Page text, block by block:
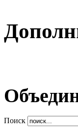
Поиск